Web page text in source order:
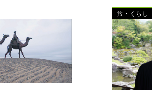
旅・くらし